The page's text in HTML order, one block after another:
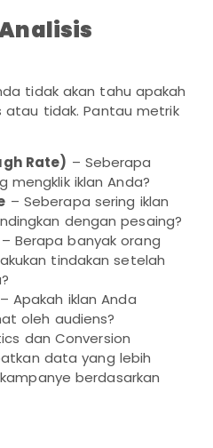
tidak akan tahu apakah
atau tidak. Pantau metrik
Rate) – Seberapa
mengklik iklan Anda?
– Seberapa sering iklan
dengan pesaing?
– Berapa banyak orang
tindakan setelah
– Apakah iklan Anda
oleh audiens?
dan Conversion
data yang lebih
berdasarkan